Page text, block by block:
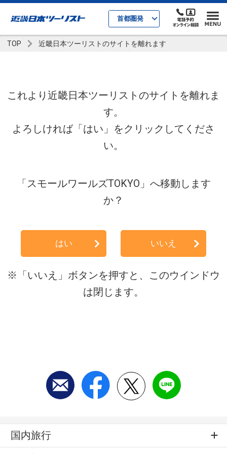
首都圏発
TOP 近畿日本ツーリストのサイトを離れます
これより近畿日本ツーリストのサイトを離れま
す。
よろしければ「はい」をクリックしてくださ
い。
「スモールワールズTOKYO」へ移動します
か？
はい いいえ
※「いいえ」ボタンを押すと、このウインドウ
は閉じます。
国内旅行